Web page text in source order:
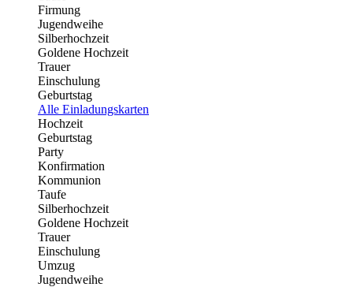
Firmung
Jugendweihe
Silberhochzeit
Goldene Hochzeit
Trauer
Einschulung
Geburtstag
Alle Einladungskarten
Hochzeit
Geburtstag
Party
Konfirmation
Kommunion
Taufe
Silberhochzeit
Goldene Hochzeit
Trauer
Einschulung
Umzug
Jugendweihe